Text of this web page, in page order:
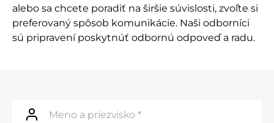
alebo sa chcete poradiť na širšie súvislosti, zvoľte si
preferovaný spôsob komunikácie. Naši odborníci
sú pripravení poskytnúť odbornú odpoveď a radu.